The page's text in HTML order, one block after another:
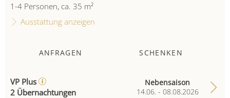
1 -4 Personen, ca. 35 m²
Ausstattung anzeigen
ANFRAGEN SCHENKEN
VP Plus
2 Übernachtungen
Nebensaison
14.06. - 08.08.2026